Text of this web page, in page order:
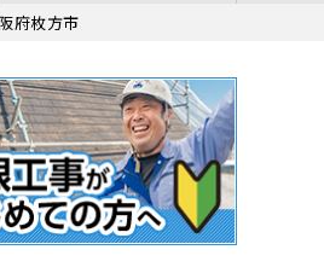
府枚方市